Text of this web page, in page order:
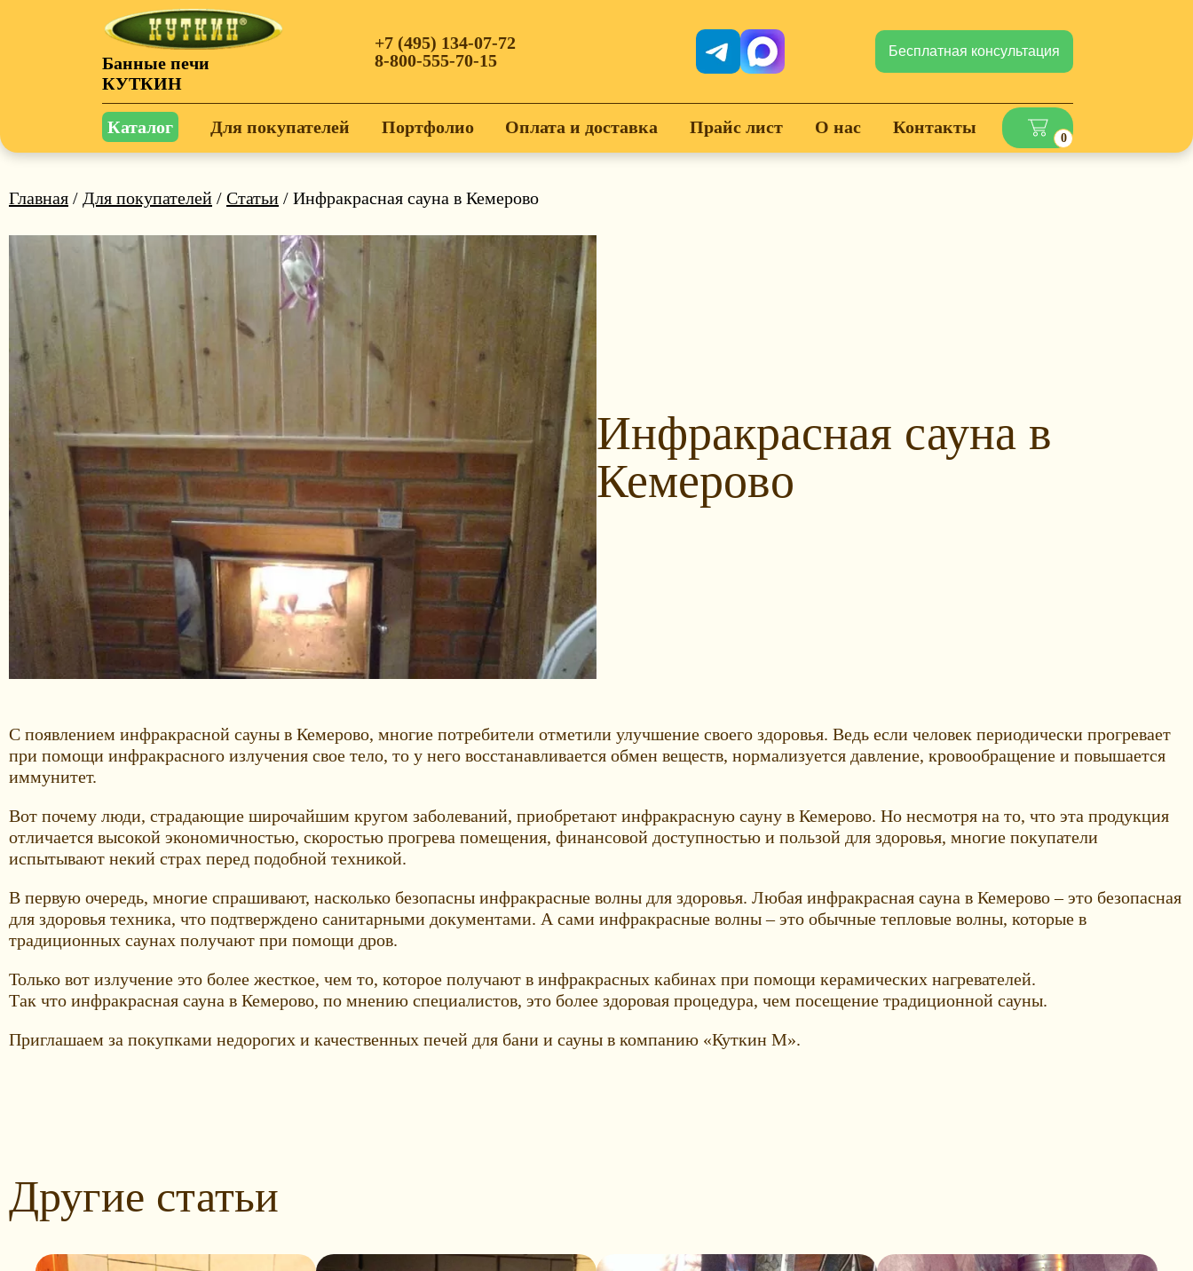
Банные печи
КУТКИН
+7 (495) 134-07-72
8-800-555-70-15
Бесплатная консультация
Каталог Для покупателей Портфолио Оплата и доставка Прайс лист О нас Контакты
0
Главная / Для покупателей / Статьи / Инфракрасная сауна в Кемерово
Инфракрасная сауна в
Кемерово
С появлением инфракрасной сауны в Кемерово, многие потребители отметили улучшение своего здоровья. Ведь если человек периодически прогревает
при помощи инфракрасного излучения свое тело, то у него восстанавливается обмен веществ, нормализуется давление, кровообращение и повышается
иммунитет.
Вот почему люди, страдающие широчайшим кругом заболеваний, приобретают инфракрасную сауну в Кемерово. Но несмотря на то, что эта продукция
отличается высокой экономичностью, скоростью прогрева помещения, финансовой доступностью и пользой для здоровья, многие покупатели
испытывают некий страх перед подобной техникой.
В первую очередь, многие спрашивают, насколько безопасны инфракрасные волны для здоровья. Любая инфракрасная сауна в Кемерово – это безопасная
для здоровья техника, что подтверждено санитарными документами. А сами инфракрасные волны – это обычные тепловые волны, которые в
традиционных саунах получают при помощи дров.
Только вот излучение это более жесткое, чем то, которое получают в инфракрасных кабинах при помощи керамических нагревателей.
Так что инфракрасная сауна в Кемерово, по мнению специалистов, это более здоровая процедура, чем посещение традиционной сауны.
Приглашаем за покупками недорогих и качественных печей для бани и сауны в компанию «Куткин М».
Другие статьи